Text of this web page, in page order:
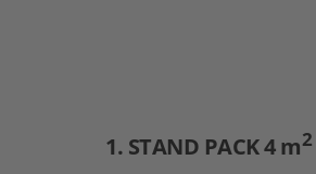
1. STAND PACK 4 m2